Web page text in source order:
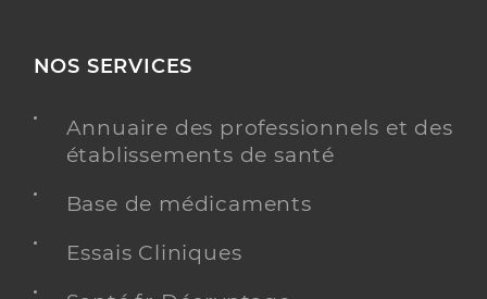
NOS SERVICES
Annuaire des professionnels et des
établissements de santé
Base de médicaments
Essais Cliniques